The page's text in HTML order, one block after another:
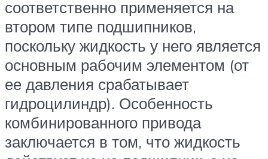
соответственно применяется на
втором типе подшипников,
поскольку жидкость у него является
основным рабочим элементом (от
ее давления срабатывает
гидроцилиндр). Особенность
комбинированного привода
заключается в том, что жидкость